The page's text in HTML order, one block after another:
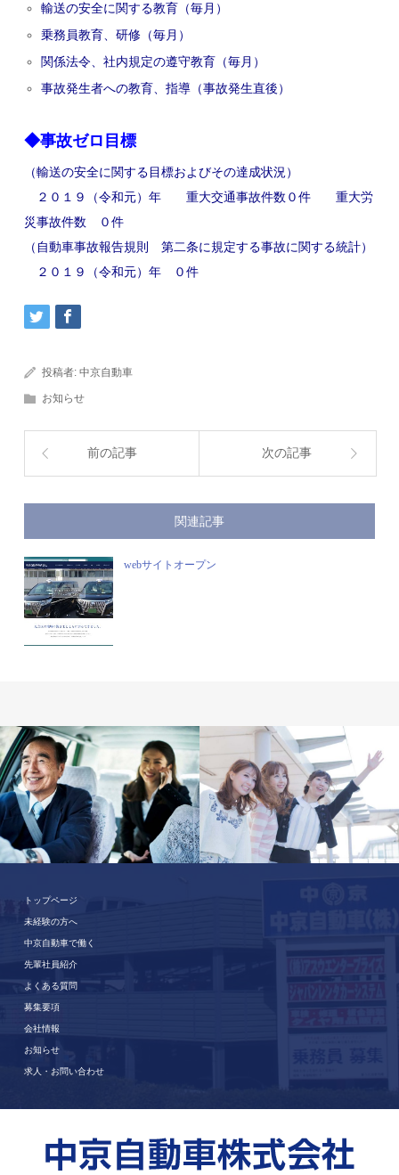
輸送の安全に関する教育（毎月）
乗務員教育、研修（毎月）
関係法令、社内規定の遵守教育（毎月）
事故発生者への教育、指導（事故発生直後）
◆事故ゼロ目標
（輸送の安全に関する目標およびその達成状況）
２０１９（令和元）年重大交通事故件数０件 重大労
災事故件数 ０件
（自動車事故報告規則 第二条に規定する事故に関する統計）
２０１９（令和元）年 ０件
投稿者:中京自動車
お知らせ
前の記事 次の記事
関連記事
webサイトオープン
トップページ
未経験の方へ
中京自動車で働く
先輩社員紹介
よくある質問
募集要項
会社情報
お知らせ
求人・お問い合わせ